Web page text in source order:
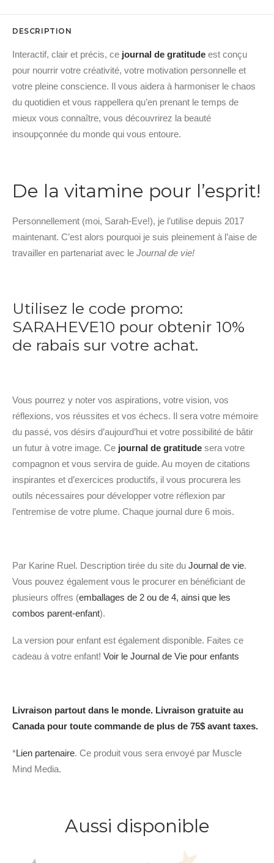
DESCRIPTION
Interactif, clair et précis, ce journal de gratitude est conçu
pour nourrir votre créativité, votre motivation personnelle et
votre pleine conscience. Il vous aidera à harmoniser le chaos
du quotidien et vous rappellera qu’en prenant le temps de
mieux vous connaître, vous découvrirez la beauté
insoupçonnée du monde qui vous entoure.
De la vitamine pour l’esprit!
Personnellement (moi, Sarah-Eve!), je l’utilise depuis 2017
maintenant. C’est alors pourquoi je suis pleinement à l’aise de
travailler en partenariat avec le Journal de vie!
Utilisez le code promo:
SARAHEVE10 pour obtenir 10%
de rabais sur votre achat.
Vous pourrez y noter vos aspirations, votre vision, vos
réflexions, vos réussites et vos échecs. Il sera votre mémoire
du passé, vos désirs d’aujourd’hui et votre possibilité de bâtir
un futur à votre image. Ce journal de gratitude sera votre
compagnon et vous servira de guide. Au moyen de citations
inspirantes et d’exercices productifs, il vous procurera les
outils nécessaires pour développer votre réflexion par
l’entremise de votre plume. Chaque journal dure 6 mois.
Par Karine Ruel. Description tirée du site du Journal de vie.
Vous pouvez également vous le procurer en bénéficiant de
plusieurs offres (emballages de 2 ou de 4, ainsi que les
combos parent-enfant).
La version pour enfant est également disponible. Faites ce
cadeau à votre enfant! Voir le Journal de Vie pour enfants
Livraison partout dans le monde. Livraison gratuite au
Canada pour toute commande de plus de 75$ avant taxes.
*Lien partenaire. Ce produit vous sera envoyé par Muscle
Mind Media.
Aussi disponible